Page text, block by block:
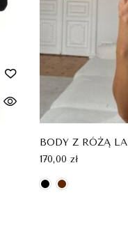
BODY Z RÓŻĄ
170,00 zł